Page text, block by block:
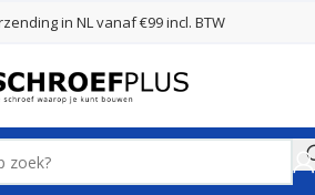
in NL vanaf €99 incl. BTW
paaldrager